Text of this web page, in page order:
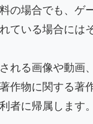
の場合でも、ゲ
ている場合には
れる画像や動画
作物に関する著
者に帰属します。